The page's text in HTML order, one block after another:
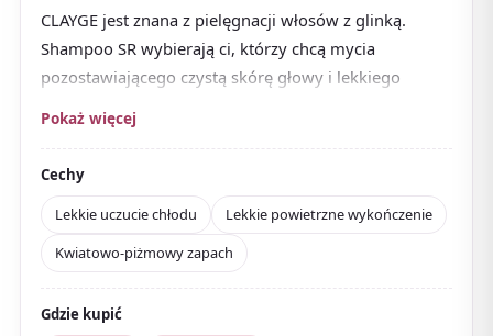
CLAYGE jest znana z pielęgnacji włosów z glinką.
Shampoo SR wybierają ci, którzy chcą mycia
pozostawiającego czystą skórę głowy i lekkiego
Dzięki mentolowi daje lekkie uczucie chłodu
podczas mycia
Polecany dla tych, którzy stawiają na świeżą skórę
głowy oraz miękki, lekki dotyk.
Zapach jest kwiatowo-piżmowy, czysty i niezbyt
wykończenie; polecany tym, którzy szukają typu
Pokaż więcej
Cechy
Lekkie uczucie chłodu
Lekkie powietrzne wykończenie
Kwiatowo-piżmowy zapach
Gdzie kupić